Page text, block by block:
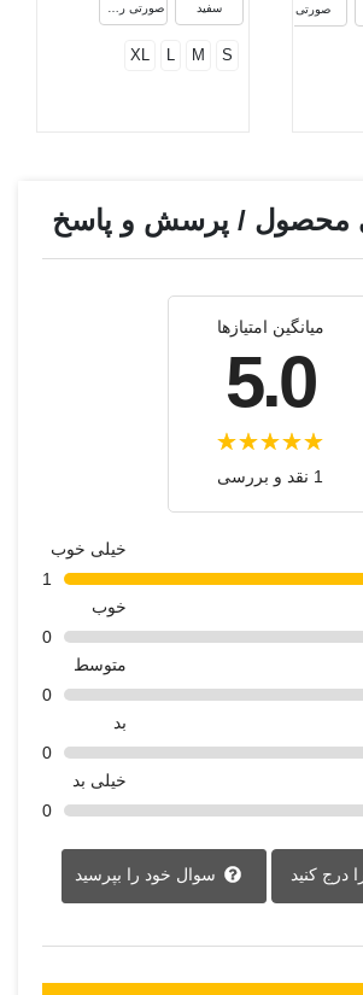
صورتی سفید صورتی روشن
S
M
L
XL
محصول / پرسش و پاسخ
میانگین امتیازها
5.0
1 نقد و بررسی
خیلی خوب
1
خوب
0
متوسط
0
بد
0
خیلی بد
0
سوال خود را بپرسید